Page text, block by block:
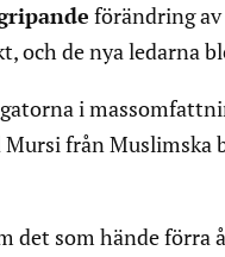
förändring
och de nya ledarna
i
från Muslimska
det som hände förra